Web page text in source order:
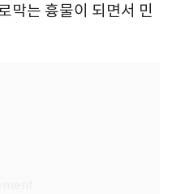
막는 흉물이 되면서 민